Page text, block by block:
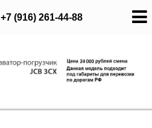
+7 (916) 261-44-88